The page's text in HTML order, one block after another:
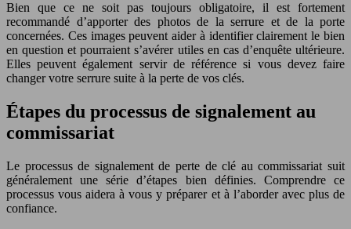
Bien que ce ne soit pas toujours obligatoire, il est fortement
recommandé d’apporter des photos de la serrure et de la porte
concernées. Ces images peuvent aider à identifier clairement le bien
en question et pourraient s’avérer utiles en cas d’enquête ultérieure.
Elles peuvent également servir de référence si vous devez faire
changer votre serrure suite à la perte de vos clés.
Étapes du processus de signalement au
commissariat
Le processus de signalement de perte de clé au commissariat suit
généralement une série d’étapes bien définies. Comprendre ce
processus vous aidera à vous y préparer et à l’aborder avec plus de
confiance.